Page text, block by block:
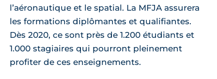
l’aéronautique et le spatial. La MFJA assurera
les formations diplômantes et qualifiantes.
Dès 2020, ce sont près de 1.200 étudiants et
1.000 stagiaires qui pourront pleinement
profiter de ces enseignements.